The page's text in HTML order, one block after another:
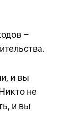
–
и вы
не
и вы